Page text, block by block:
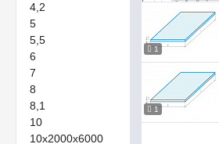
4,2
5
5,5
6
7
8
8,1
10
10х2000х6000
1
1